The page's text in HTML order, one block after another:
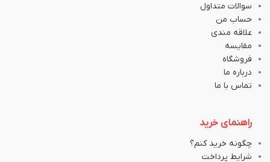
سوالات متداول
حساب من
علاقه مندی
مقایسه
فروشگاه
درباره ما
تماس با ما
راهنمای خرید
چگونه خرید کنم؟
شرایط پرداخت